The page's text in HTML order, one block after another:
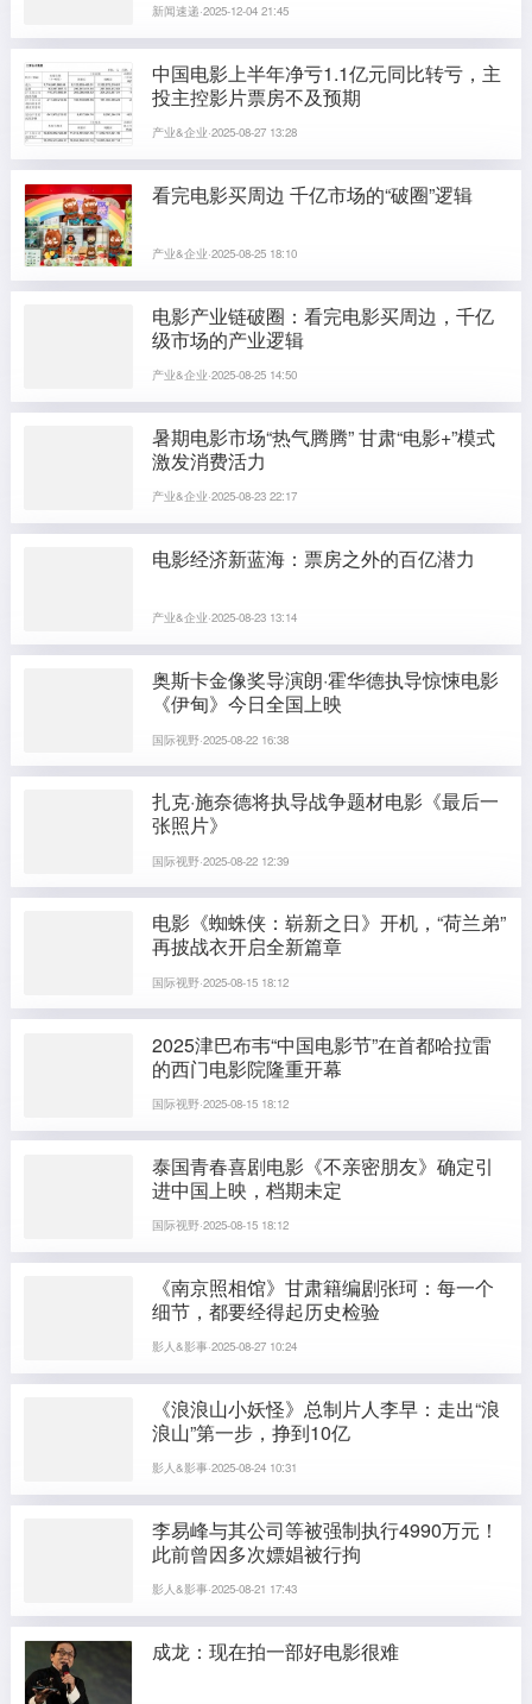
新闻速递·2025-12-04 21:45
中国电影上半年净亏1.1亿元同比转亏，主
投主控影片票房不及预期
产业&企业·2025-08-27 13:28
看完电影买周边 千亿市场的“破圈”逻辑
产业&企业·2025-08-25 18:10
电影产业链破圈：看完电影买周边，千亿
级市场的产业逻辑
产业&企业·2025-08-25 14:50
暑期电影市场“热气腾腾” 甘肃“电影+”模式
激发消费活力
产业&企业·2025-08-23 22:17
电影经济新蓝海：票房之外的百亿潜力
产业&企业·2025-08-23 13:14
奥斯卡金像奖导演朗·霍华德执导惊悚电影
《伊甸》今日全国上映
国际视野·2025-08-22 16:38
扎克·施奈德将执导战争题材电影《最后一
张照片》
国际视野·2025-08-22 12:39
电影《蜘蛛侠：崭新之日》开机，“荷兰弟”
再披战衣开启全新篇章
国际视野·2025-08-15 18:12
2025津巴布韦“中国电影节”在首都哈拉雷
的西门电影院隆重开幕
国际视野·2025-08-15 18:12
泰国青春喜剧电影《不亲密朋友》确定引
进中国上映，档期未定
国际视野·2025-08-15 18:12
《南京照相馆》甘肃籍编剧张珂：每一个
细节，都要经得起历史检验
影人&影事·2025-08-27 10:24
《浪浪山小妖怪》总制片人李早：走出“浪
浪山”第一步，挣到10亿
影人&影事·2025-08-24 10:31
李易峰与其公司等被强制执行4990万元！
此前曾因多次嫖娼被行拘
影人&影事·2025-08-21 17:43
成龙：现在拍一部好电影很难